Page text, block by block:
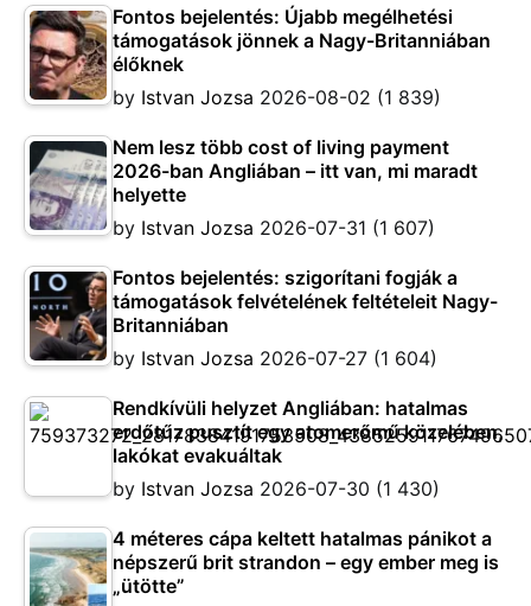
Fontos bejelentés: Újabb megélhetési
támogatások jönnek a Nagy-Britanniában
élőknek
by Istvan Jozsa 2026-08-02 (1 839)
Nem lesz több cost of living payment
2026-ban Angliában – itt van, mi maradt
helyette
by Istvan Jozsa 2026-07-31 (1 607)
Fontos bejelentés: szigorítani fogják a
támogatások felvételének feltételeit Nagy-
Britanniában
by Istvan Jozsa 2026-07-27 (1 604)
Rendkívüli helyzet Angliában: hatalmas
erdőtűz pusztít egy atomerőmű közelében,
lakókat evakuáltak
by Istvan Jozsa 2026-07-30 (1 430)
4 méteres cápa keltett hatalmas pánikot a
népszerű brit strandon – egy ember meg is
„ütötte”